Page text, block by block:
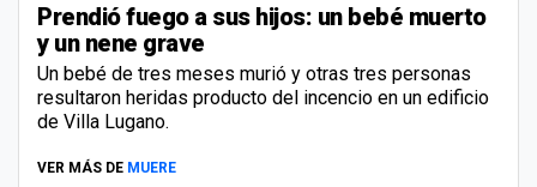
Prendió fuego a sus hijos: un bebé muerto
y un nene grave
Un bebé de tres meses murió y otras tres personas
resultaron heridas producto del incencio en un edificio
de Villa Lugano.
VER MÁS DE MUERE